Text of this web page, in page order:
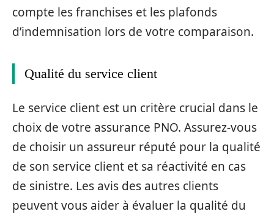
compte les franchises et les plafonds
d’indemnisation lors de votre comparaison.
Qualité du service client
Le service client est un critère crucial dans le
choix de votre assurance PNO. Assurez-vous
de choisir un assureur réputé pour la qualité
de son service client et sa réactivité en cas
de sinistre. Les avis des autres clients
peuvent vous aider à évaluer la qualité du